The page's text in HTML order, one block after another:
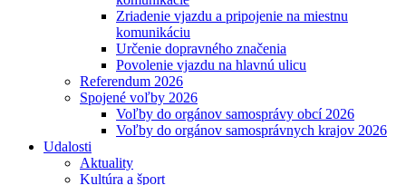
Zriadenie vjazdu a pripojenie na miestnu
komunikáciu
Určenie dopravného značenia
Povolenie vjazdu na hlavnú ulicu
Referendum 2026
Spojené voľby 2026
Voľby do orgánov samosprávy obcí 2026
Voľby do orgánov samosprávnych krajov 2026
Udalosti
Aktuality
Kultúra a šport